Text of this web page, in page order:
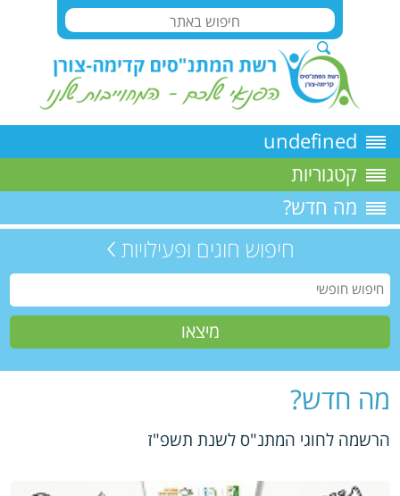
undefined
קטגוריות
מה חדש?
חיפוש חוגים ופעילויות
מה חדש?
הרשמה לחוגי המתנ"ס לשנת תשפ"ז